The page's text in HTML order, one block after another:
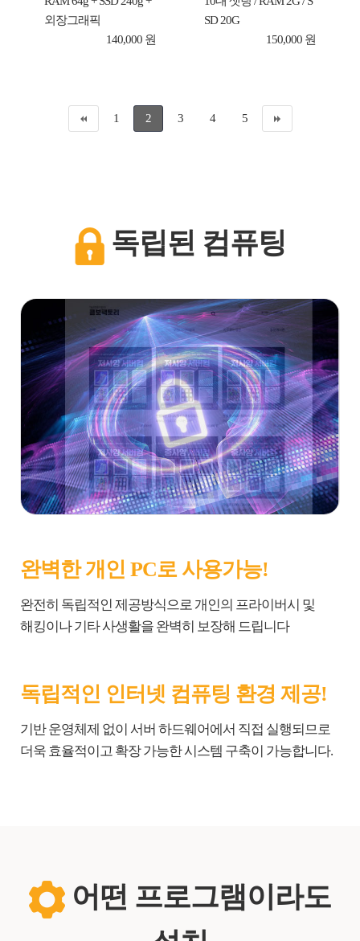
외장그래픽
140,000 원
SD 20G
150,000 원
1 2 3 4 5
독립된 컴퓨팅
완벽한 개인 PC로 사용가능!
완전히 독립적인 제공방식으로 개인의 프라이버시 및
해킹이나 기타 사생활을 완벽히 보장해 드립니다
독립적인 인터넷 컴퓨팅 환경 제공!
기반 운영체제 없이 서버 하드웨어에서 직접 실행되므로
더욱 효율적이고 확장 가능한 시스템 구축이 가능합니다.
어떤 프로그램이라도